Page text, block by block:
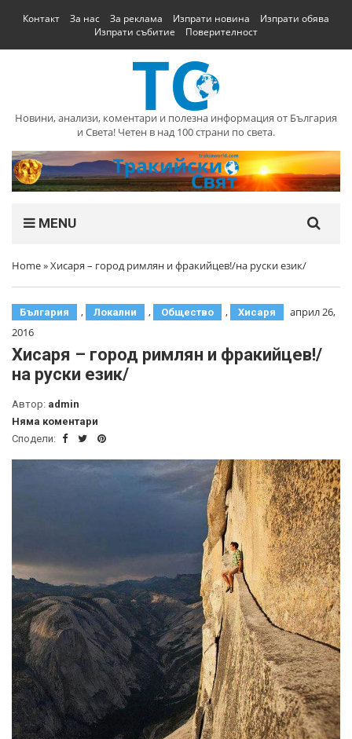
Контакт За нас За реклама Изпрати новина
Изпрати обява
Изпрати събитие
Поверителност
Новини, анализи, коментари и полезна информация от България
и Света! Четен в над 100 страни по света.
MENU
Home»Хисаря – город римлян и фракийцев!/на руски език/
България , Локални , Общество , Хисаря
април 26,
2016
Хисаря – город римлян и фракийцев!/
на руски език/
Автор: admin
Няма коментари
Сподели: